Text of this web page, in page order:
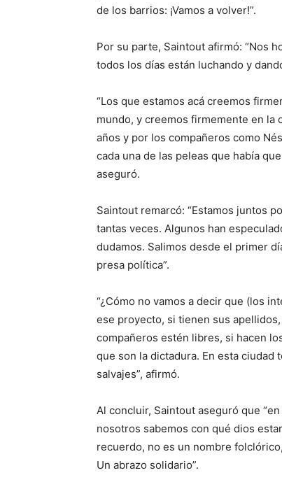
de los barrios: ¡Vamos a volver!”.
Por su parte, Saintout afirmó: “Nos
todos los días están luchando y
“Los que estamos acá creemos
mundo, y creemos firmemente en
años y por los compañeros como
cada una de las peleas que había
aseguró.
Saintout remarcó: “Estamos juntos
tantas veces. Algunos han
dudamos. Salimos desde el primer
presa política”.
“¿Cómo no vamos a decir que (los
ese proyecto, si tienen sus
compañeros estén libres, si hacen
que son la dictadura. En esta
salvajes”, afirmó.
Al concluir, Saintout aseguró que
nosotros sabemos con qué dios
recuerdo, no es un nombre
Un abrazo solidario”.